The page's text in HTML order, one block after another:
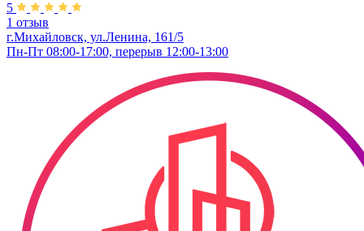
5
1 отзыв
г.Михайловск, ул.Ленина, 161/5
Пн-Пт 08:00-17:00, перерыв 12:00-13:00